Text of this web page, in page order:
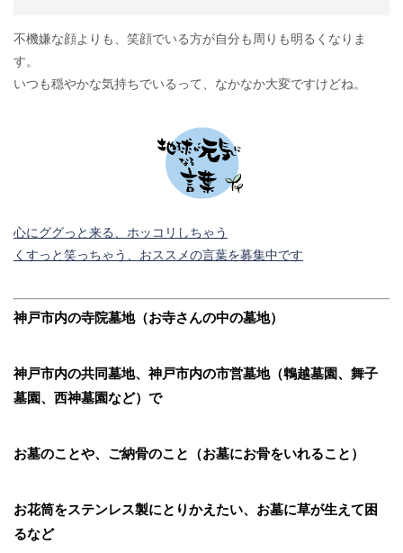
不機嫌な顔よりも、笑顔でいる方が自分も周りも明るくなりま
す。
いつも穏やかな気持ちでいるって、なかなか大変ですけどね。
心にググっと来る、ホッコリしちゃう
くすっと笑っちゃう、おススメの言葉を募集中です
神戸市内の寺院墓地（お寺さんの中の墓地）
神戸市内の共同墓地、神戸市内の市営墓地（鵯越墓園、舞子
墓園、西神墓園など）で
お墓のことや、ご納骨のこと（お墓にお骨をいれること）
お花筒をステンレス製にとりかえたい、お墓に草が生えて困
るなど